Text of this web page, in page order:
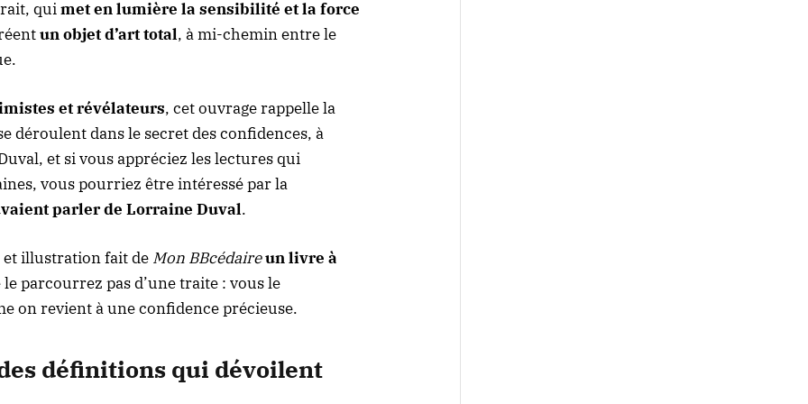
quimet en lumière la sensibilité et la force
un objet d’art total, à mi-chemin entre le
et révélateurs, cet ouvrage rappelle la
déroulent dans le secret des confidences, à
et si vous appréciez les lectures qui
vous pourriez être intéressé parla
parler de Lorraine Duval.
illustration fait de Mon BBcédaireun livre à
le parcourrez pas d’une traite : vous le
on revient à une confidence précieuse.
définitions qui dévoilent